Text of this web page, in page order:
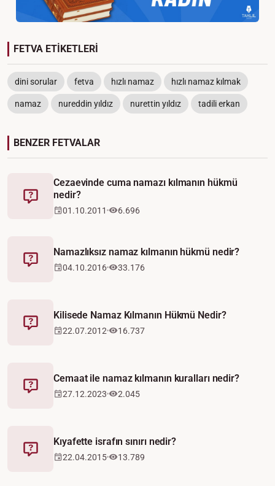
FETVA ETİKETLERİ
dini sorular fetva hızlı namaz hızlı namaz kılmak
namaz nureddin yıldız nurettin yıldız tadili erkan
BENZER FETVALAR
Fetva
Cezaevinde cuma namazı kılmanın hükmü
nedir?
01.10.2011 6.696
Fetva
Namazlıksız namaz kılmanın hükmü nedir?
04.10.2016 33.176
Fetva
Kilisede Namaz Kılmanın Hükmü Nedir?
22.07.2012 16.737
Fetva
Cemaat ile namaz kılmanın kuralları nedir?
27.12.2023 2.045
Fetva
Kıyafette israfın sınırı nedir?
22.04.2015 13.789